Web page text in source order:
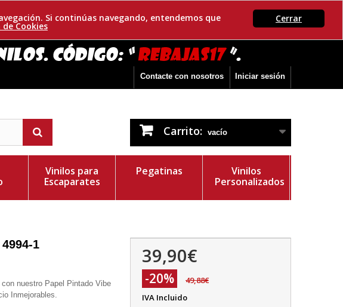
Cerrar
Si continúas navegando, entendemos que
Cookies
Iniciar sesión
Contacte con nosotros
Carrito: vacío
Vinilos para
Escaparates
Pegatinas
Vinilos
Personalizados
1
nuestro Papel Pintado Vibe
Inmejorables.
39,90€
-20%
49,88€
IVA Incluido